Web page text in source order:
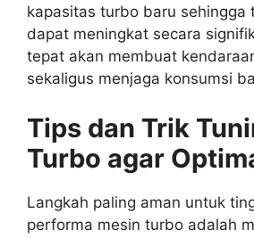
kapasitas turbo baru sehingga
dapat meningkat secara
tepat akan membuat
sekaligus menjaga konsumsi
Tips dan Trik
Turbo agar
Langkah paling aman untuk
performa mesin turbo adalah